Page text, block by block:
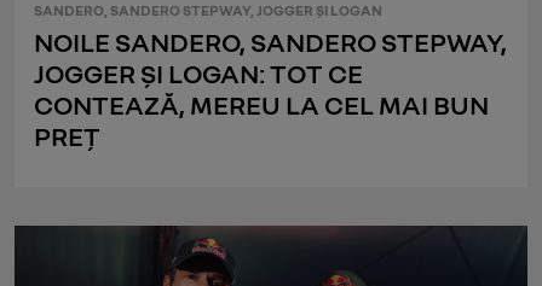
SANDERO, SANDERO STEPWAY, JOGGER ȘI LOGAN
NOILE SANDERO, SANDERO STEPWAY,
JOGGER ȘI LOGAN: TOT CE
CONTEAZĂ, MEREU LA CEL MAI BUN
PREȚ